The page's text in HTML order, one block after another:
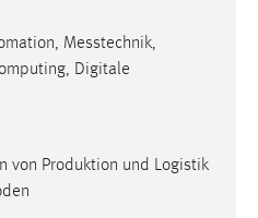
Messtechnik,
Digitale
von Produktion und Logistik